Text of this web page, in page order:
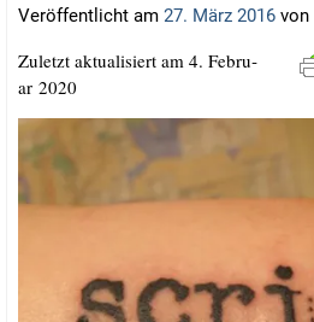
Veröffentlicht am 27. März 2016 von
Zuletzt aktua­li­siert am 4. Febru­
ar 2020